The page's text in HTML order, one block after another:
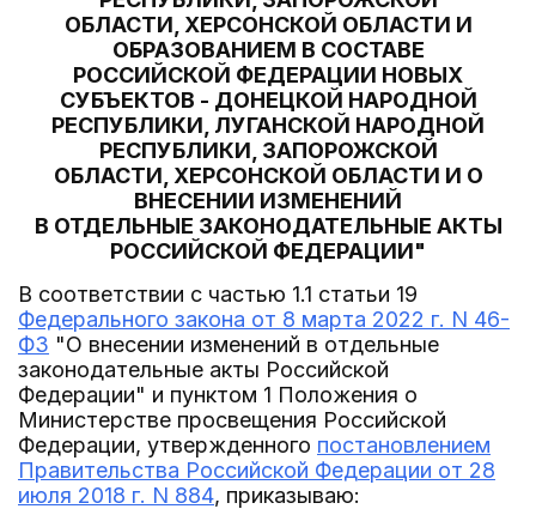
ОБЛАСТИ, ХЕРСОНСКОЙ ОБЛАСТИ И
ОБРАЗОВАНИЕМ В СОСТАВЕ
РОССИЙСКОЙ ФЕДЕРАЦИИ НОВЫХ
СУБЪЕКТОВ - ДОНЕЦКОЙ НАРОДНОЙ
РЕСПУБЛИКИ, ЛУГАНСКОЙ НАРОДНОЙ
РЕСПУБЛИКИ, ЗАПОРОЖСКОЙ
ОБЛАСТИ, ХЕРСОНСКОЙ ОБЛАСТИ И О
ВНЕСЕНИИ ИЗМЕНЕНИЙ
В ОТДЕЛЬНЫЕ ЗАКОНОДАТЕЛЬНЫЕ АКТЫ
РОССИЙСКОЙ ФЕДЕРАЦИИ"
В соответствии с частью 1.1 статьи 19
Федерального закона от 8 марта 2022 г. N 46-
ФЗ "О внесении изменений в отдельные
законодательные акты Российской
Федерации" и пунктом 1 Положения о
Министерстве просвещения Российской
Федерации, утвержденного постановлением
Правительства Российской Федерации от 28
июля 2018 г. N 884, приказываю: